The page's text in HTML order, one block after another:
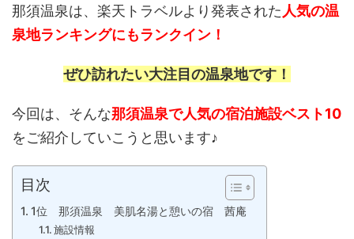
那須温泉は、楽天トラベルより発表された人気の温
泉地ランキングにもランクイン！
ぜひ訪れたい大注目の温泉地です！
今回は、そんな那須温泉で人気の宿泊施設ベスト10
をご紹介していこうと思います♪
目次
1位 那須温泉 美肌名湯と憩いの宿 茜庵
施設情報